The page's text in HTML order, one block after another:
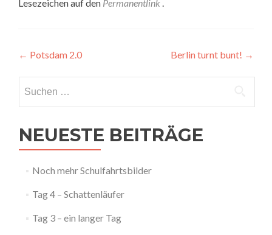
Lesezeichen auf den Permanentlink .
Artikel-
Navigation
← Potsdam 2.0 Berlin turnt bunt! →
nach:
NEUESTE BEITRÄGE
Noch mehr Schulfahrtsbilder
Tag 4 – Schattenläufer
Tag 3 – ein langer Tag